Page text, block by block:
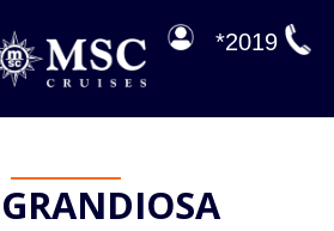
לתוכן
2019*